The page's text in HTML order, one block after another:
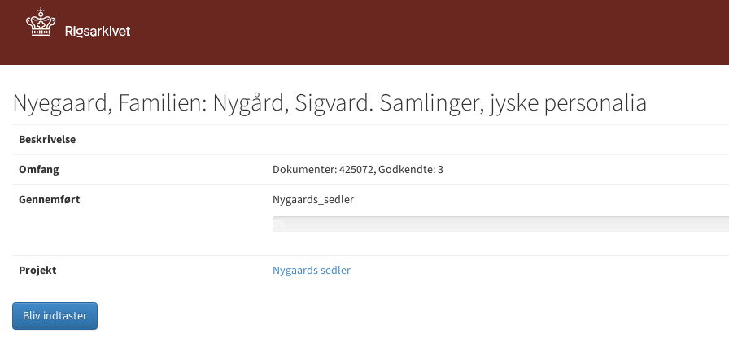
Nyegaard, Familien: Nygård, Sigvard. Samlinger, jyske personalia
Beskrivelse
Omfang
Dokumenter: 425072, Godkendte: 3
Gennemført
Nygaards_sedler
Projekt Nygaards sedler
Bliv indtaster